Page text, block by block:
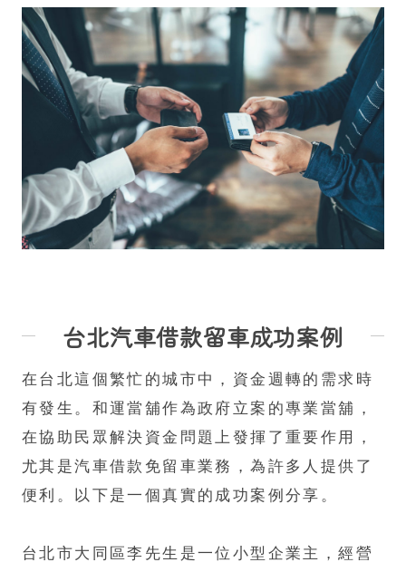
台北汽車借款留車成功案例
在台北這個繁忙的城市中，資金週轉的需求時
有發生。和運當舖作為政府立案的專業當舖，
在協助民眾解決資金問題上發揮了重要作用，
尤其是汽車借款免留車業務，為許多人提供了
便利。以下是一個真實的成功案例分享。​
台北市大同區李先生是一位小型企業主，經營